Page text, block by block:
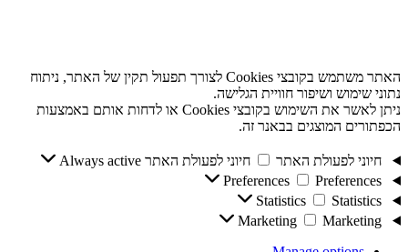
האתר משתמש בקובצי Cookies לצורך תפעול תקין של האתר, ניתוח
נתוני שימוש ושיפור חוויית הגלישה.
ניתן לאשר את השימוש בקובצי Cookies או לדחות אותם באמצעות
הכפתורים המוצגים בבאנר זה.
חיוני לפעולת האתר חיוני לפעולת האתר Always active
Preferences
Preferences
Statistics
Statistics
Marketing
Marketing